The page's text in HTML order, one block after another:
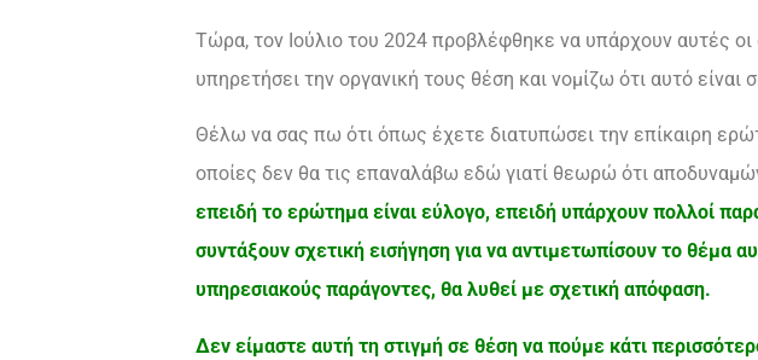
Τώρα, τον Ιούλιο του 2024 προβλέφθηκε να υπάρχουν αυτές οι
υπηρετήσει την οργανική τους θέση και νομίζω ότι αυτό είναι
Θέλω να σας πω ότι όπως έχετε διατυπώσει την επίκαιρη
οποίες δεν θα τις επαναλάβω εδώ γιατί θεωρώ ότι
επειδή το ερώτημα είναι εύλογο, επειδή υπάρχουν πολλοί
συντάξουν σχετική εισήγηση για να αντιμετωπίσουν το θέμα
υπηρεσιακούς παράγοντες, θα λυθεί με σχετική απόφαση.
Δεν είμαστε αυτή τη στιγμή σε θέση να πούμε κάτι